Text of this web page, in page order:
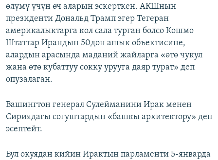
өлүмү үчүн өч аларын эскерткен. АКШнын
президенти Дональд Трамп эгер Тегеран
америкалыктарга кол сала турган болсо Кошмо
Штаттар Ирандын 50дөн ашык объектисине,
алардын арасында маданий жайларга «өтө чукул
жана өтө кубаттуу сокку урууга даяр турат» деп
опузалаган.
Вашингтон генерал Сулейманини Ирак менен
Сириядагы согуштардын «башкы архитектору» деп
эсептейт.
Бул окуядан кийин Ирактын парламенти 5-январда